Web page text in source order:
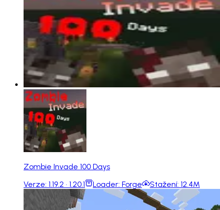
Zombie Invade 100 Days
Verze: 1.19.2 · 1.20.1 Loader: Forge Stažení: 12.4M